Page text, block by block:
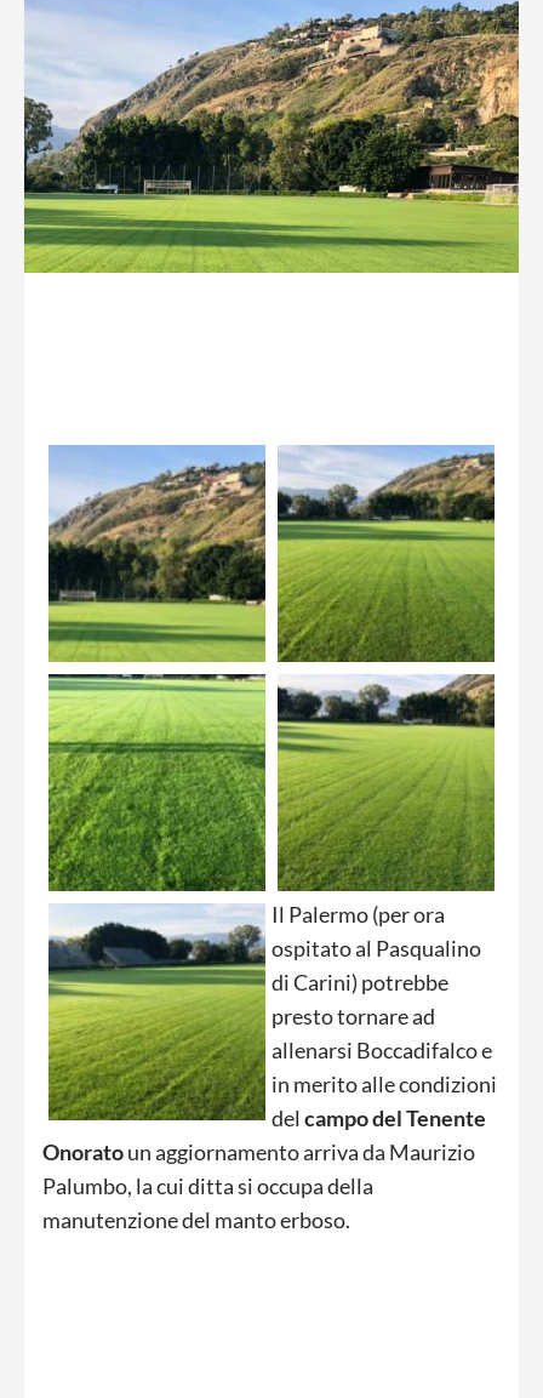
Il Palermo (per ora
ospitato al Pasqualino
di Carini) potrebbe
presto tornare ad
allenarsi Boccadifalco e
in merito alle condizioni
del campo del Tenente
Onoratoun aggiornamento arriva da Maurizio
Palumbo, la cui ditta si occupa della
manutenzione del manto erboso.